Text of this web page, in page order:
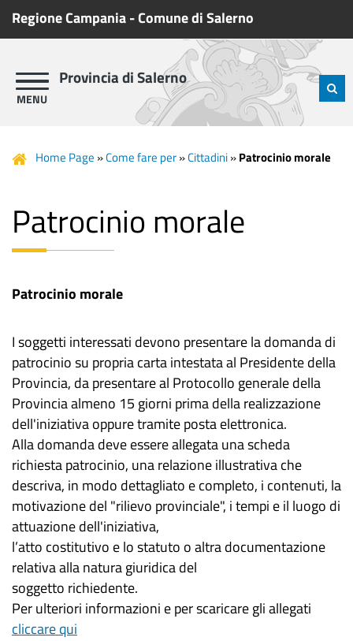
Regione Campania-Comune di Salerno
Provincia di Salerno
Home Page »Come fare per»Cittadini»Patrocinio morale
Patrocinio morale
Patrocinio morale
I soggetti interessati devono presentare la domanda di
patrocinio su propria carta intestata al Presidente della
Provincia, da presentare al Protocollo generale della
Provincia almeno 15 giorni prima della realizzazione
dell'iniziativa oppure tramite posta elettronica.
Alla domanda deve essere allegata una scheda
richiesta patrocinio, una relazione illustrativa che
descriva, in modo dettagliato e completo, i contenuti, la
motivazione del "rilievo provinciale", i tempi e il luogo di
attuazione dell'iniziativa,
l’atto costitutivo e lo statuto o altra documentazione
relativa alla natura giuridica del
soggetto richiedente.
Per ulteriori informazioni e per scaricare gli allegati
cliccare qui